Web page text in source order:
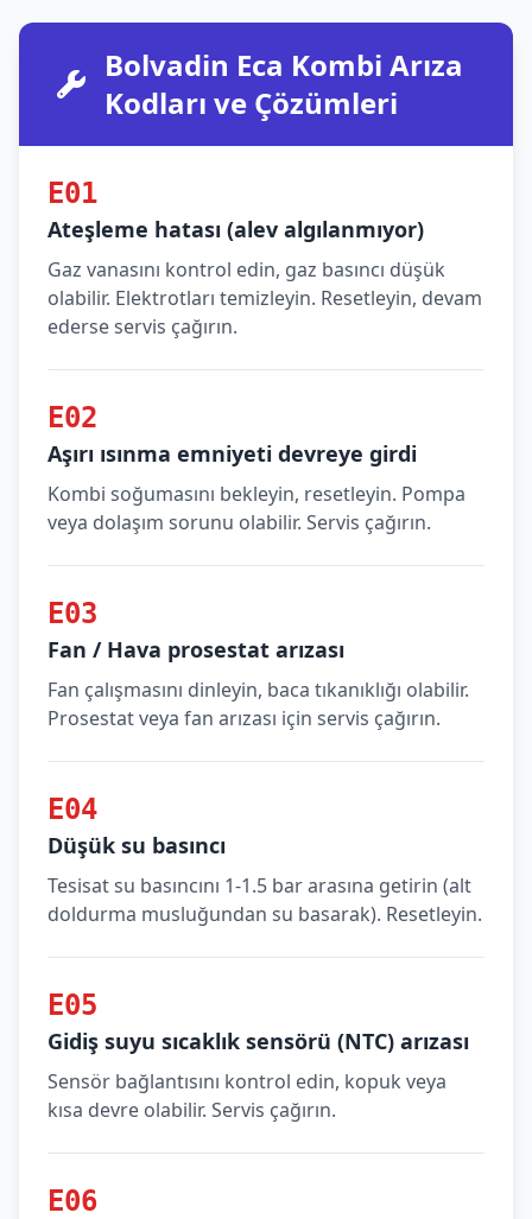
Bolvadin Eca Kombi Arıza
Kodları ve Çözümleri
E01
Ateşleme hatası (alev algılanmıyor)
Gaz vanasını kontrol edin, gaz basıncı düşük
olabilir. Elektrotları temizleyin. Resetleyin, devam
ederse servis çağırın.
E02
Aşırı ısınma emniyeti devreye girdi
Kombi soğumasını bekleyin, resetleyin. Pompa
veya dolaşım sorunu olabilir. Servis çağırın.
E03
Fan / Hava prosestat arızası
Fan çalışmasını dinleyin, baca tıkanıklığı olabilir.
Prosestat veya fan arızası için servis çağırın.
E04
Düşük su basıncı
Tesisat su basıncını 1-1.5 bar arasına getirin (alt
doldurma musluğundan su basarak). Resetleyin.
E05
Gidiş suyu sıcaklık sensörü (NTC) arızası
Sensör bağlantısını kontrol edin, kopuk veya
kısa devre olabilir. Servis çağırın.
E06